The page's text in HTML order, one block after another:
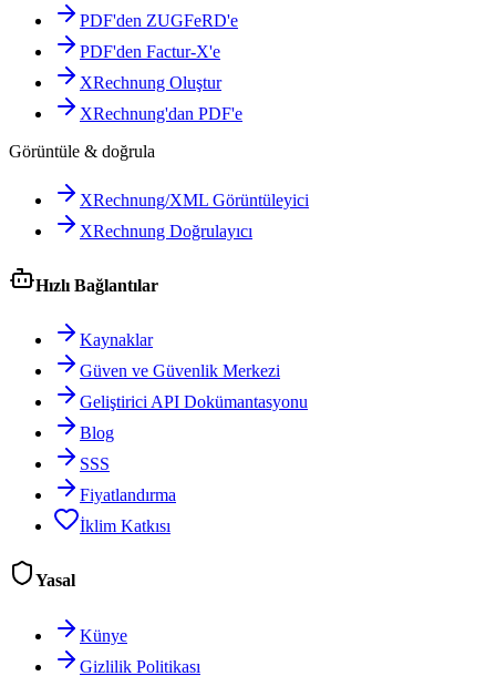
PDF'den ZUGFeRD'e
PDF'den Factur-X'e
XRechnung Oluştur
XRechnung'dan PDF'e
Görüntüle & doğrula
XRechnung/XML Görüntüleyici
XRechnung Doğrulayıcı
Hızlı Bağlantılar
Kaynaklar
Güven ve Güvenlik Merkezi
Geliştirici API Dokümantasyonu
Blog
SSS
Fiyatlandırma
İklim Katkısı
Yasal
Künye
Gizlilik Politikası